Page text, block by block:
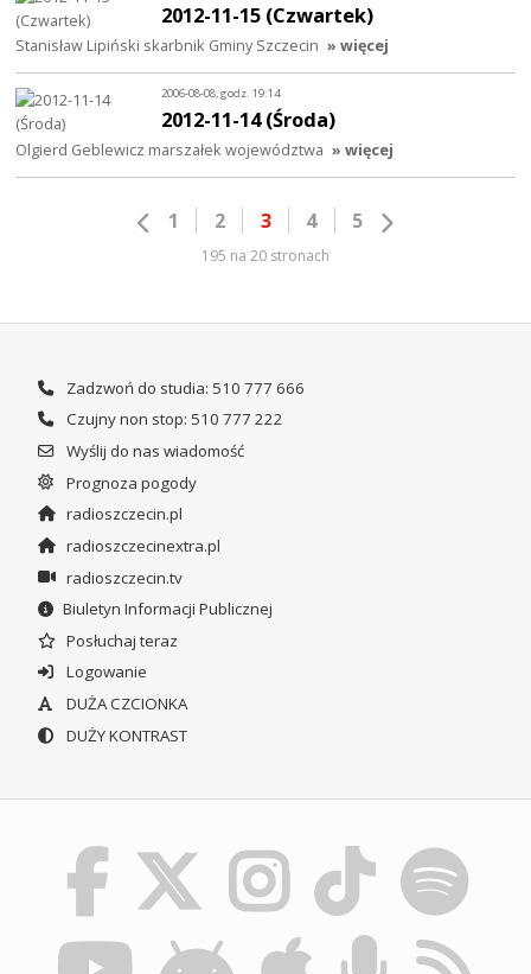
2012-11-15 (Czwartek)
Stanisław Lipiński skarbnik Gminy Szczecin » więcej
2006-08-08, godz. 19:14
2012-11-14 (Środa)
Olgierd Geblewicz marszałek województwa » więcej
1 2 3 4 5
195 na 20 stronach
Zadzwoń do studia: 510 777 666
Czujny non stop: 510 777 222
Wyślij do nas wiadomość
Prognoza pogody
radioszczecin.pl
radioszczecinextra.pl
radioszczecin.tv
Biuletyn Informacji Publicznej
Posłuchaj teraz
Logowanie
DUŻA CZCIONKA
DUŻY KONTRAST